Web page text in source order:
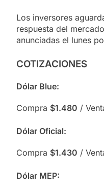
Los inversores
respuesta del
anunciadas el lunes
COTIZACIONES
Dólar Blue:
Compra $1.480 /
Dólar Oficial:
Compra $1.430 /
Dólar MEP: